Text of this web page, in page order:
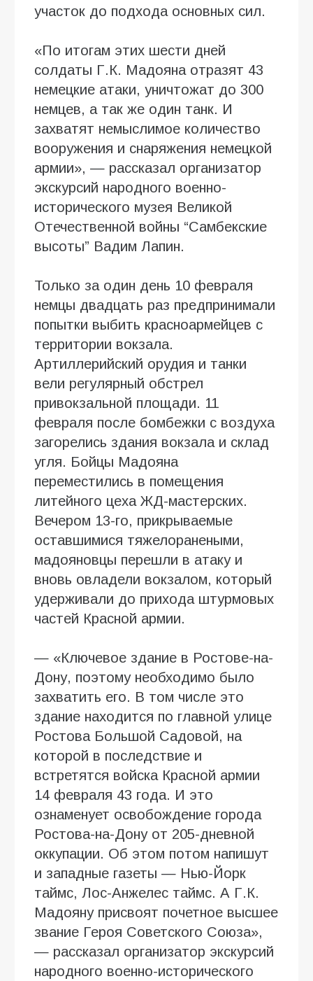
участок до подхода основных сил.
«По итогам этих шести дней
солдаты Г.К. Мадояна отразят 43
немецкие атаки, уничтожат до 300
немцев, а так же один танк. И
захватят немыслимое количество
вооружения и снаряжения немецкой
армии», — рассказал организатор
экскурсий народного военно-
исторического музея Великой
Отечественной войны “Самбекские
высоты” Вадим Лапин.
Только за один день 10 февраля
немцы двадцать раз предпринимали
попытки выбить красноармейцев с
территории вокзала.
Артиллерийский орудия и танки
вели регулярный обстрел
привокзальной площади. 11
февраля после бомбежки с воздуха
загорелись здания вокзала и склад
угля. Бойцы Мадояна
переместились в помещения
литейного цеха ЖД-мастерских.
Вечером 13-го, прикрываемые
оставшимися тяжелоранеными,
мадояновцы перешли в атаку и
вновь овладели вокзалом, который
удерживали до прихода штурмовых
частей Красной армии.
— «Ключевое здание в Ростове-на-
Дону, поэтому необходимо было
захватить его. В том числе это
здание находится по главной улице
Ростова Большой Садовой, на
которой в последствие и
встретятся войска Красной армии
14 февраля 43 года. И это
ознаменует освобождение города
Ростова-на-Дону от 205-дневной
оккупации. Об этом потом напишут
и западные газеты — Нью-Йорк
таймс, Лос-Анжелес таймс. А Г.К.
Мадояну присвоят почетное высшее
звание Героя Советского Союза»,
— рассказал организатор экскурсий
народного военно-исторического